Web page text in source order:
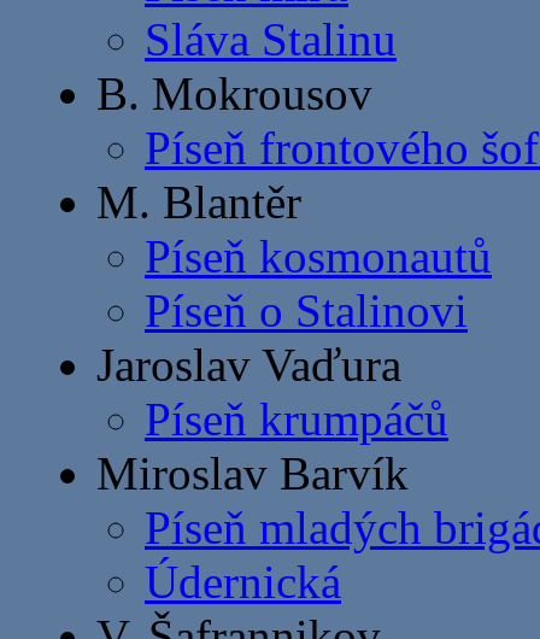
Sláva Stalinu
B. Mokrousov
Píseň frontového
M. Blantěr
Píseň kosmonautů
Píseň o Stalinovi
Jaroslav Vaďura
Píseň krumpáčů
Miroslav Barvík
Píseň mladých
Údernická